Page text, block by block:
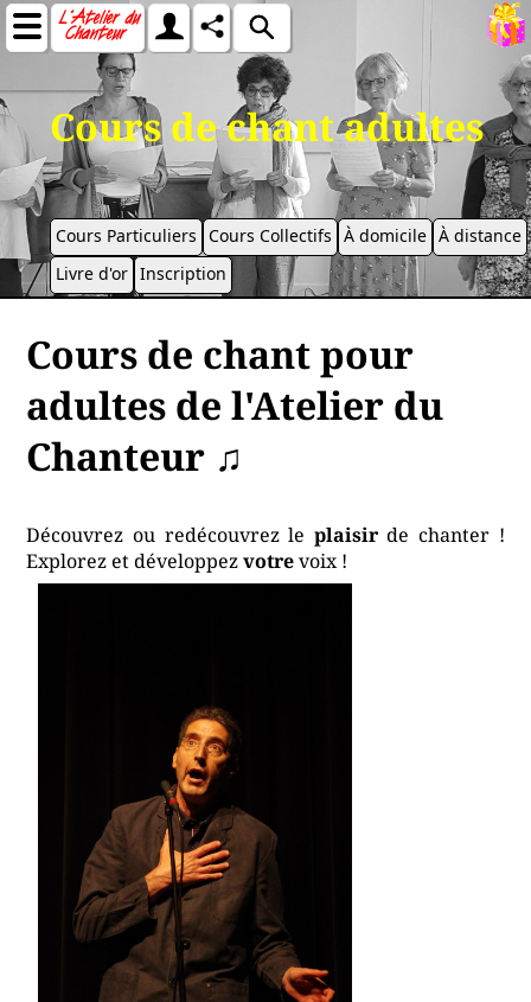
Cours de chant adultes
Cours Particuliers Cours Collectifs À domicile À distance
Livre d'or Inscription
Cours de chant pour
adultes de l'Atelier du
Chanteur ♫
Découvrez ou redécouvrez le plaisirde chanter !
Explorez et développezvotrevoix !